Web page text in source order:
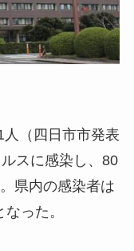
（四日市市発表
スに感染し、80
県内の感染者は
った。